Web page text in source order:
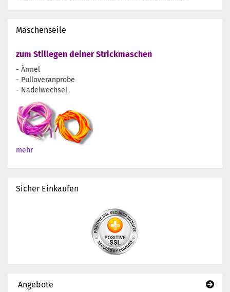
Maschenseile
zum Stillegen deiner Strickmaschen
- Ärmel
- Pulloveranprobe
- Nadelwechsel
mehr
Sicher Einkaufen
Angebote